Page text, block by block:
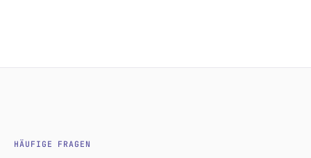
HÄUFIGE FRAGEN